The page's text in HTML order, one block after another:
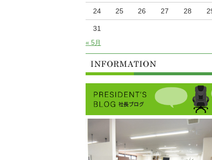
24 25 26 27 28
31
« 5月